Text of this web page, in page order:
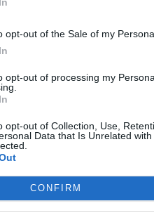
opt-out of the Sale of my
opt-out of processing my
opt-out of Collection, Use,
Data that Is Unrelated
CONFIRM
Hoeveelheid
vier uur
Zo veel
Helaas.